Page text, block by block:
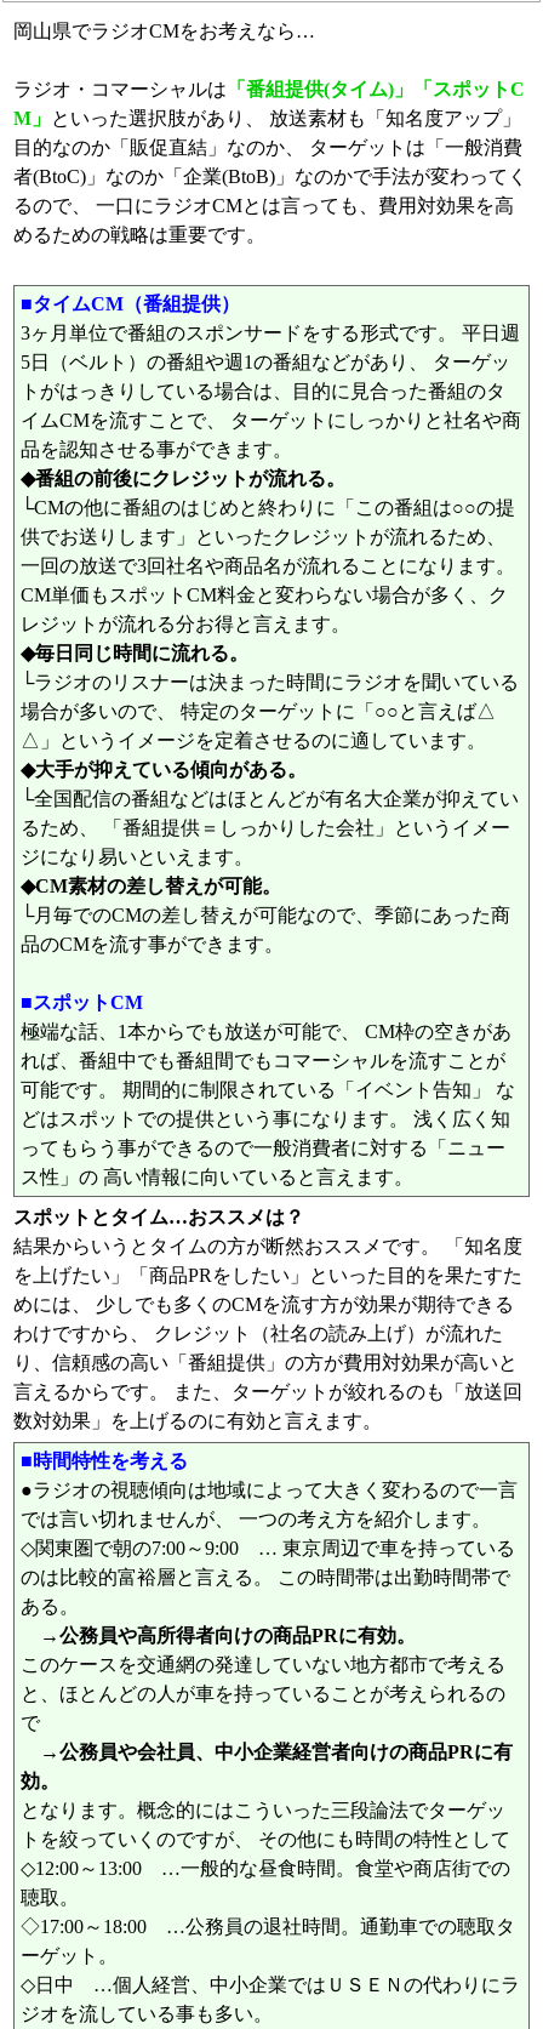
岡山県でラジオCMをお考えなら…
ラジオ・コマーシャルは 「番組提供(タイム)」「スポットC
M」 といった選択肢があり、 放送素材も「知名度アップ」
目的なのか「販促直結」なのか、 ターゲットは「一般消費
者(BtoC)」なのか「企業(BtoB)」なのかで手法が変わってく
るので、 一口にラジオCMとは言っても、費用対効果を高
めるための戦略は重要です。
■タイムCM（番組提供）
3ヶ月単位で番組のスポンサードをする形式です。 平日週
5日（ベルト）の番組や週1の番組などがあり、 ターゲッ
トがはっきりしている場合は、目的に見合った番組のタ
イムCMを流すことで、 ターゲットにしっかりと社名や商
品を認知させる事ができます。
◆番組の前後にクレジットが流れる。
└CMの他に番組のはじめと終わりに「この番組は○○の提
供でお送りします」といったクレジットが流れるため、
一回の放送で3回社名や商品名が流れることになります。
CM単価もスポットCM料金と変わらない場合が多く、ク
レジットが流れる分お得と言えます。
◆毎日同じ時間に流れる。
└ラジオのリスナーは決まった時間にラジオを聞いている
場合が多いので、 特定のターゲットに「○○と言えば△
△」というイメージを定着させるのに適しています。
◆大手が抑えている傾向がある。
└全国配信の番組などはほとんどが有名大企業が抑えてい
るため、 「番組提供＝しっかりした会社」というイメー
ジになり易いといえます。
◆CM素材の差し替えが可能。
└月毎でのCMの差し替えが可能なので、季節にあった商
品のCMを流す事ができます。
■スポットCM
極端な話、1本からでも放送が可能で、 CM枠の空きがあ
れば、番組中でも番組間でもコマーシャルを流すことが
可能です。 期間的に制限されている「イベント告知」 な
どはスポットでの提供という事になります。 浅く広く知
ってもらう事ができるので一般消費者に対する「ニュー
ス性」の 高い情報に向いていると言えます。
スポットとタイム…おススメは？
結果からいうとタイムの方が断然おススメです。 「知名度
を上げたい」「商品PRをしたい」といった目的を果たすた
めには、 少しでも多くのCMを流す方が効果が期待できる
わけですから、 クレジット（社名の読み上げ）が流れた
り、信頼感の高い「番組提供」の方が費用対効果が高いと
言えるからです。 また、ターゲットが絞れるのも「放送回
数対効果」を上げるのに有効と言えます。
■時間特性を考える
●ラジオの視聴傾向は地域によって大きく変わるので一言
では言い切れませんが、 一つの考え方を紹介します。
◇関東圏で朝の7:00～9:00 … 東京周辺で車を持っている
のは比較的富裕層と言える。 この時間帯は出勤時間帯で
ある。
→公務員や高所得者向けの商品PRに有効。
このケースを交通網の発達していない地方都市で考える
と、ほとんどの人が車を持っていることが考えられるの
で
→公務員や会社員、中小企業経営者向けの商品PRに有
効。
となります。概念的にはこういった三段論法でターゲッ
トを絞っていくのですが、 その他にも時間の特性として
◇12:00～13:00 …一般的な昼食時間。食堂や商店街での
聴取。
◇17:00～18:00 …公務員の退社時間。通勤車での聴取タ
ーゲット。
◇日中 …個人経営、中小企業ではＵＳＥＮの代わりにラ
ジオを流している事も多い。